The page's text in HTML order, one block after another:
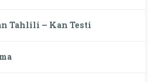
Tahlili – Kan Testi